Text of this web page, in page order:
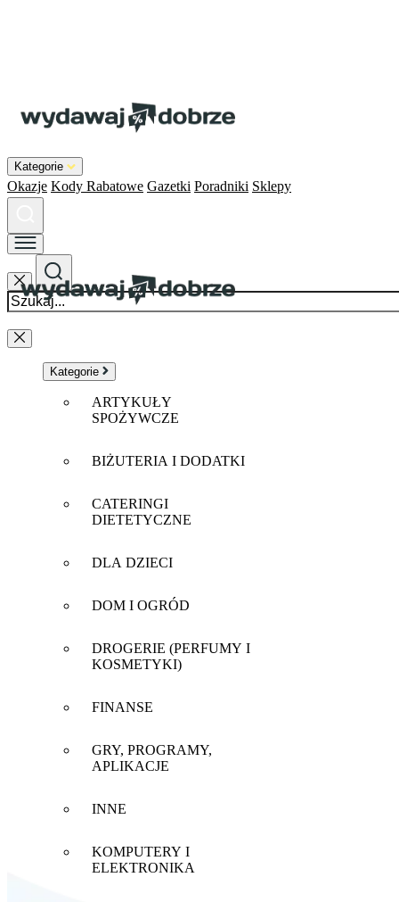
Kategorie
Okazje Kody Rabatowe Gazetki Poradniki Sklepy
Kategorie
ARTYKUŁY
SPOŻYWCZE
BIŻUTERIA I DODATKI
CATERINGI
DIETETYCZNE
DLA DZIECI
DOM I OGRÓD
DROGERIE (PERFUMY I
KOSMETYKI)
FINANSE
GRY, PROGRAMY,
APLIKACJE
INNE
KOMPUTERY I
ELEKTRONIKA